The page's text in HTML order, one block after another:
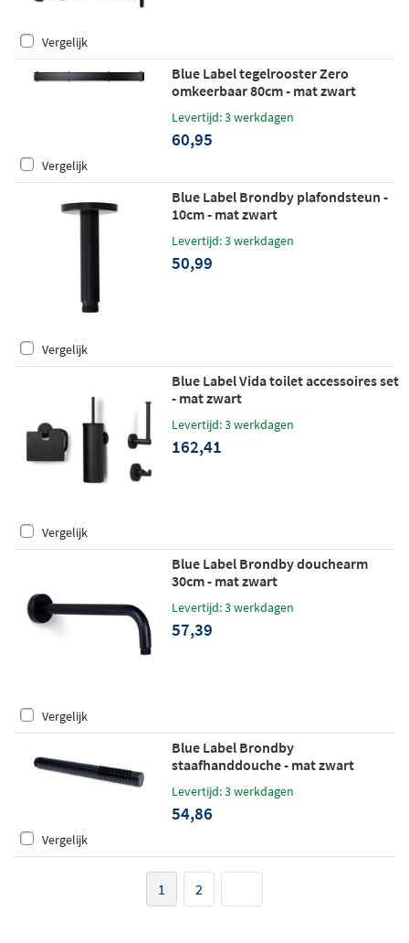
Vergelijk
Blue Label tegelrooster Zero
omkeerbaar 80cm - mat zwart
Levertijd: 3 werkdagen
60,95
Vergelijk
Blue Label Brondby plafondsteun -
10cm - mat zwart
Levertijd: 3 werkdagen
50,99
Vergelijk
Blue Label Vida toilet accessoires set
- mat zwart
Levertijd: 3 werkdagen
162,41
Vergelijk
Blue Label Brondby douchearm
30cm - mat zwart
Levertijd: 3 werkdagen
57,39
Vergelijk
Blue Label Brondby
staafhanddouche - mat zwart
Levertijd: 3 werkdagen
54,86
Vergelijk
1 2